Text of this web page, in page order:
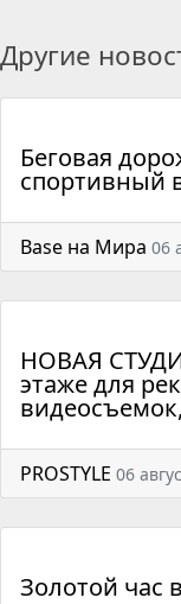
Другие
Беговая
спортивный
Base на Мира 06
НОВАЯ
этаже для
PROSTYLE 06
Золотой час